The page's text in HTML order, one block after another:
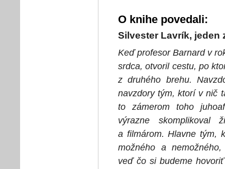
O knihe povedali:
Silvester Lavrík, jeden
Keď profesor Barnard v
srdca, otvoril cestu, po
z druhého brehu.
navzdory tým, ktorí v nič
to zámerom toho
výrazne skomplikoval
a filmárom. Hlavne tým,
možného a
veď čo si budeme